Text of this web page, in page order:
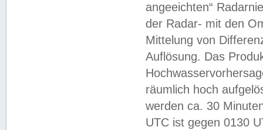
angeeichten“
der Radar- mit den
Mittelung von
Auflösung. Das
räumlich hoch
werden ca. 30
UTC ist gegen 0130